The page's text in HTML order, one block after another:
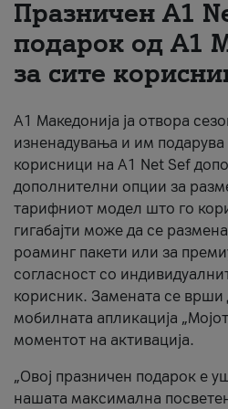
За нас
#ПодобарОнлајн
Празничен A1
подарок од А1
за сите
А1 Македонија ја отвора
изненадувања и им
корисници на A1 Net Sef
дополнителни опции за
тарифниот модел што го
гигабајти може да се
роаминг пакети или за
согласност со
корисник. Замената се врши
мобилната апликација
моментот на активација.
„Овој празничен подарок е
нашата максимална